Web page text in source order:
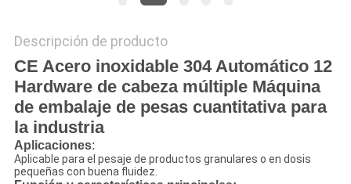
Descripción de producto
CE Acero inoxidable 304 Automático 12
Hardware de cabeza múltiple Máquina
de embalaje de pesas cuantitativa para
la industria
Aplicaciones:
Aplicable para el pesaje de productos granulares o en dosis
pequeñas con buena fluidez.